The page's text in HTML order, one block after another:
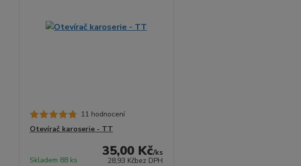
11 hodnocení
Otevírač karoserie - TT
35,00 Kč/ks
28,93 Kčbez DPH
Skladem 88 ks